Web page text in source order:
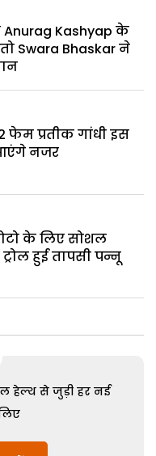
Kashyap के
Swara Bhaskar ने
फेम प्रतीक गांधी इस
नजर
के लिए सोशल
हुई तापसी पन्नू
हेल्थ से जुड़ी हर नई